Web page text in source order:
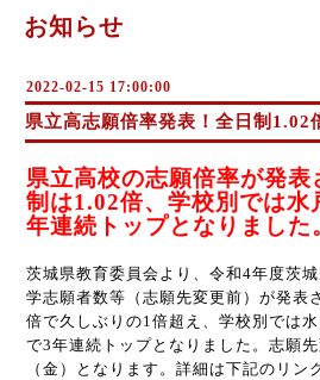
お知らせ
2022-02-15 17:00:00
県立高志願倍率発表！全日制1.02
県立高校の志願倍率が発表
制は1.02倍、学校別では水
年連続トップとなりました
茨城県教育委員会より、令和4年度茨
学志願者数等（志願先変更前）が発表
倍で久しぶりの1倍超え、学校別では
で3年連続トップとなりました。志願
（金）となります。詳細は下記のリン